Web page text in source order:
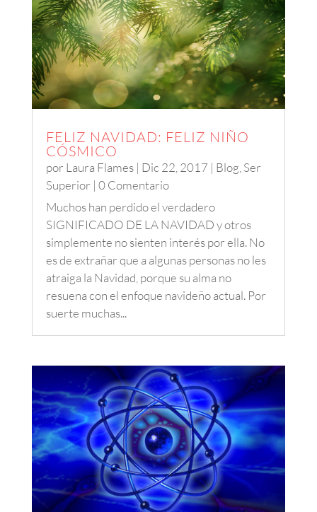
FELIZ NAVIDAD: FELIZ NIÑO
CÓSMICO
por Laura Flames| Dic 22, 2017 | Blog,Ser
Superior | 0 Comentario
Muchos han perdido el verdadero
SIGNIFICADO DE LA NAVIDAD y otros
simplemente no sienten interés por ella. No
es de extrañar que a algunas personas no les
atraiga la Navidad, porque su alma no
resuena con el enfoque navideño actual. Por
suerte muchas...